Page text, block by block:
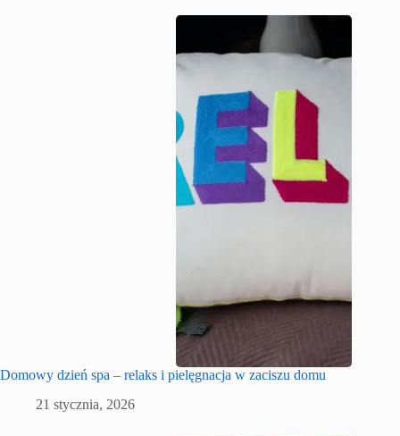
Domowy dzień spa – relaks i pielęgnacja w zaciszu domu
21 stycznia, 2026